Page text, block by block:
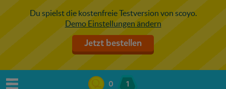
Du spielst die kostenfreie Testversion von scoyo.
Demo Einstellungen ändern
Jetzt bestellen
0 1